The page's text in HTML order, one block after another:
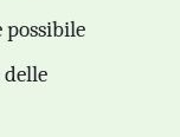
possibile